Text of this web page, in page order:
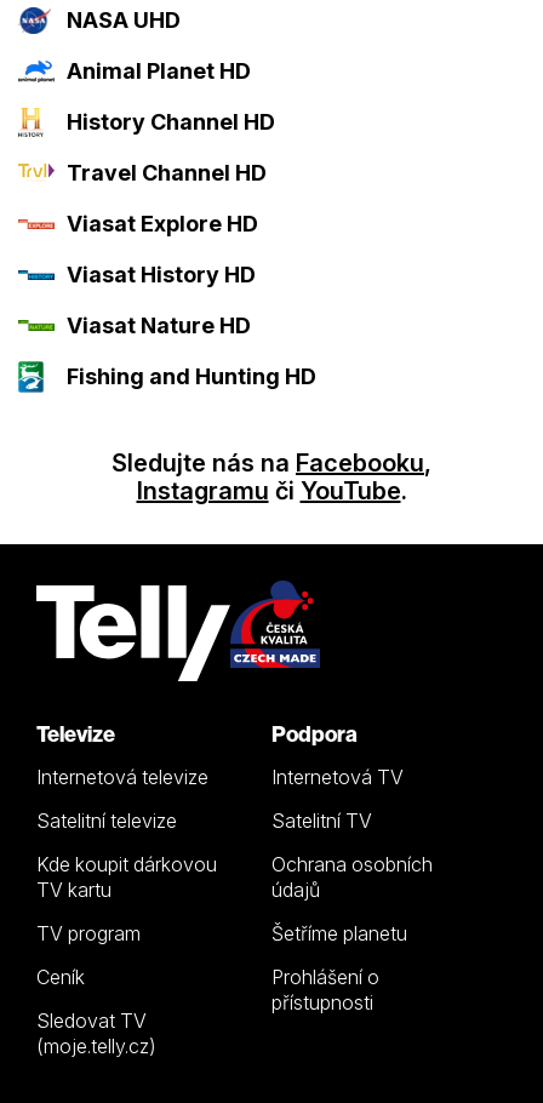
NASA UHD
Animal Planet HD
History Channel HD
Travel Channel HD
Viasat Explore HD
Viasat History HD
Viasat Nature HD
Fishing and Hunting HD
Sledujte nás na Facebooku,
Instagramu či YouTube.
Televize
Internetová televize
Satelitní televize
Kde koupit dárkovou
TV kartu
TV program
Ceník
Sledovat TV
(moje.telly.cz)
Podpora
Internetová TV
Satelitní TV
Ochrana osobních
údajů
Šetříme planetu
Prohlášení o
přístupnosti